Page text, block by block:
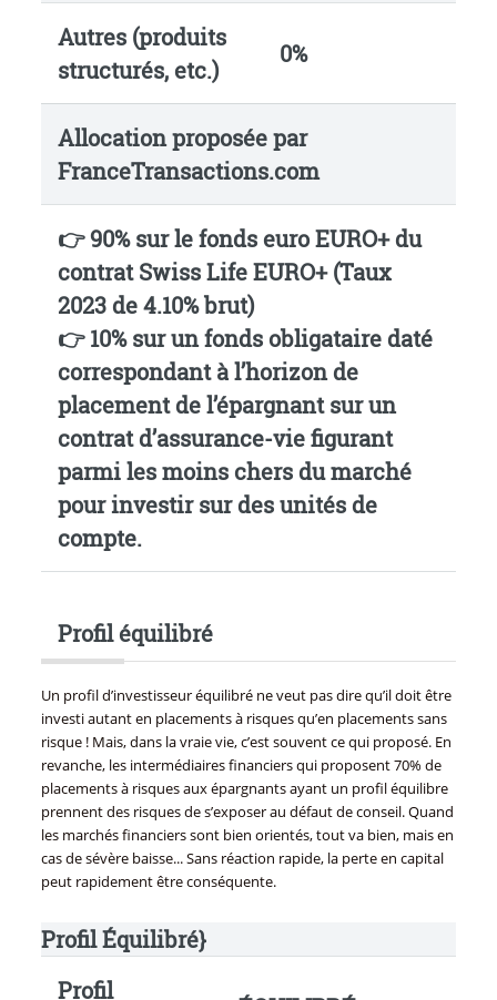
Autres (produits
structurés, etc.)
0%
Allocation proposée par
FranceTransactions.com
👉 90% sur lefonds euro EURO+ du
contrat Swiss Life EURO+(Taux
2023 de 4.10% brut)
👉 10% sur un fonds obligataire daté
correspondant à l’horizon de
placement de l’épargnant sur un
contrat d’assurance-vie figurant
parmi les moins chers du marché
pour investir sur des unités de
compte.
Profil équilibré
Un profil d’investisseur équilibré ne veut pas dire qu’il doit être
investi autant en placements à risques qu’en placements sans
risque ! Mais, dans la vraie vie, c’est souvent ce qui proposé. En
revanche, les intermédiaires financiers qui proposent 70% de
placements à risques aux épargnants ayant un profil équilibre
prennent des risques de s’exposer au défaut de conseil. Quand
les marchés financiers sont bien orientés, tout va bien, mais en
cas de sévère baisse... Sans réaction rapide, la perte en capital
peut rapidement être conséquente.
Profil Équilibré}
Profil